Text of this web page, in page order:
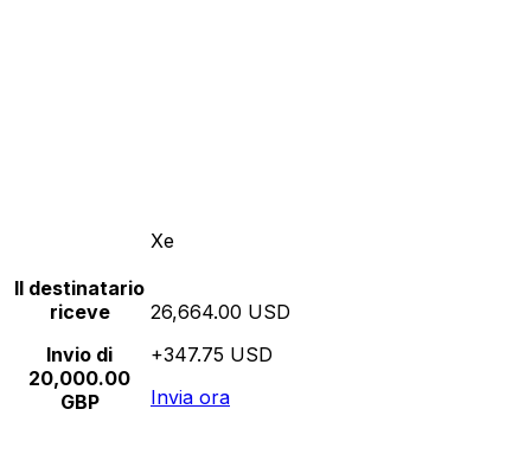
Xe
Il destinatario
riceve
Invio di
20,000.00
GBP
26,664.00 USD
+347.75 USD
Invia ora